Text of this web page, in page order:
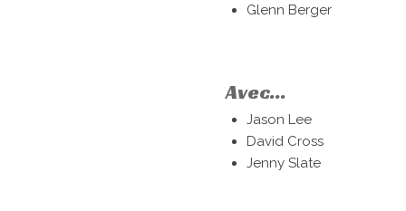
Glenn Berger
Avec...
Jason Lee
David Cross
Jenny Slate